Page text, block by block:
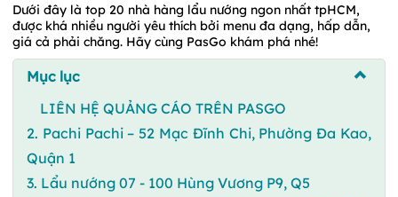
Dưới đây là top 20 nhà hàng lẩu nướng ngon nhất tpHCM,
được khá nhiều người yêu thích bởi menu đa dạng, hấp dẫn,
giá cả phải chăng. Hãy cùng PasGo khám phá nhé!
Mục lục
LIÊN HỆ QUẢNG CÁO TRÊN PASGO
2. Pachi Pachi – 52 Mạc Đĩnh Chi, Phường Đa Kao,
Quận 1
3. Lẩu nướng 07 - 100 Hùng Vương P9, Q5